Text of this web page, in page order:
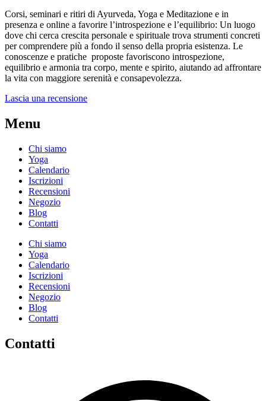
Corsi, seminari e ritiri di Ayurveda, Yoga e Meditazione e in
presenza e online a favorire l’introspezione e l’equilibrio: Un luogo
dove chi cerca crescita personale e spirituale trova strumenti concreti
per comprendere più a fondo il senso della propria esistenza. Le
conoscenze e pratiche proposte favoriscono introspezione,
equilibrio e armonia tra corpo, mente e spirito, aiutando ad affrontare
la vita con maggiore serenità e consapevolezza.
Lascia una recensione
Menu
Chi siamo
Yoga
Calendario
Іscrizioni
Recensioni
Negozio
Blog
Contatti
Chi siamo
Yoga
Calendario
Іscrizioni
Recensioni
Negozio
Blog
Contatti
Contatti